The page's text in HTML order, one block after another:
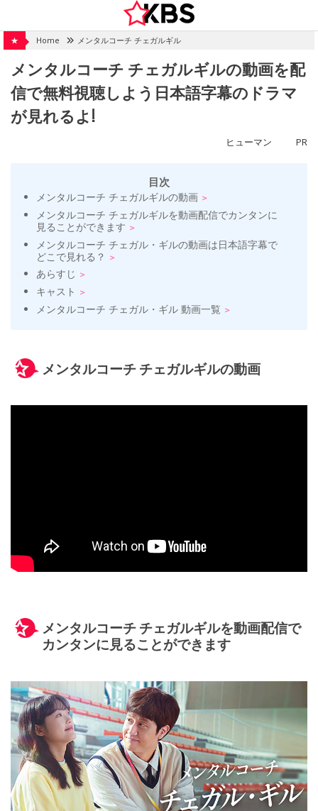
content
★ Home メンタルコーチ チェガルギル
メンタルコーチ チェガルギルの動画を配
信で無料視聴しよう日本語字幕のドラマ
が見れるよ!
ヒューマン PR
目次
メンタルコーチ チェガルギルの動画
メンタルコーチ チェガルギルを動画配信でカンタンに
見ることができます
メンタルコーチ チェガル・ギルの動画は日本語字幕で
どこで見れる？
あらすじ
キャスト
メンタルコーチ チェガル・ギル 動画一覧
メンタルコーチ チェガルギルの動画
メンタルコーチ チェガルギルを動画配信で
カンタンに見ることができます